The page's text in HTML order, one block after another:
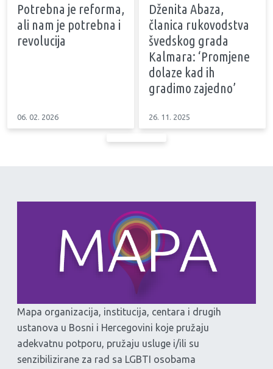
Potrebna je reforma,
ali nam je potrebna i
revolucija
06. 02. 2026
Dženita Abaza,
članica rukovodstva
švedskog grada
Kalmara: ‘Promjene
dolaze kad ih
gradimo zajedno’
26. 11. 2025
Mapa organizacija, institucija, centara i drugih
ustanova u Bosni i Hercegovini koje pružaju
adekvatnu potporu, pružaju usluge i/ili su
senzibilizirane za rad sa LGBTI osobama